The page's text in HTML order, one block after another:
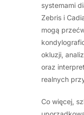
systemami
Zebris i
mogą
okluzji,
oraz
realnych
Co więcej,